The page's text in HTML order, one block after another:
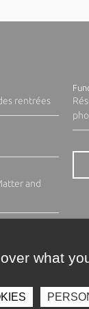
rentrées
and
what